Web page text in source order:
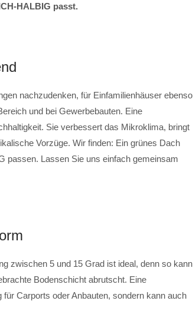
HALBIG passt.
nachzudenken, für Einfamilienhäuser ebenso
und bei Gewerbebauten. Eine
Sie verbessert das Mikroklima, bringt
Vorzüge. Wir finden: Ein grünes Dach
passen. Lassen Sie uns einfach gemeinsam
zwischen 5 und 15 Grad ist ideal, denn so kann
Bodenschicht abrutscht. Eine
Carports oder Anbauten, sondern kann auch